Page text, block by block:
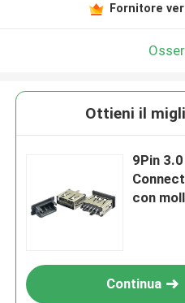
Fornitore
Ottieni il
9Pin
con
Continua